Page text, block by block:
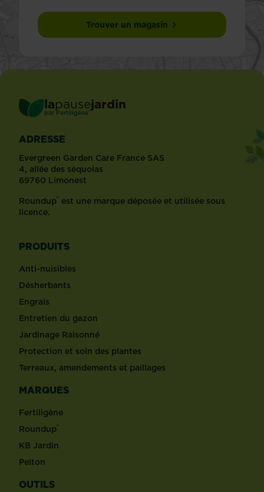
Trouver un magasin
lapausejardin
par Fertiligène ®
ADRESSE
Evergreen Garden Care France SAS
4, allée des séquoias
69760 Limonest
Roundup® est une marque déposée et utilisée sous
licence.
PRODUITS
Anti-nuisibles
Désherbants
Engrais
Entretien du gazon
Jardinage Raisonné
Protection et soin des plantes
Terreaux, amendements et paillages
MARQUES
Fertiligène
Roundup®
KB Jardin
Pelton
OUTILS